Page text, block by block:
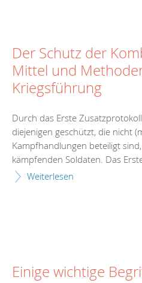
Der Schutz der
Mittel und
Kriegsführung
Durch das Erste
diejenigen geschützt, die nicht
Kampfhandlungen beteiligt
kämpfenden Soldaten. Das
Weiterlesen
Einige wichtige